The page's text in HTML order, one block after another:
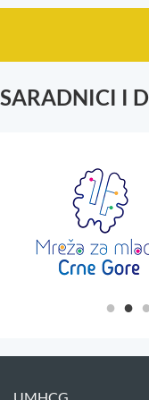
SARADNICI I